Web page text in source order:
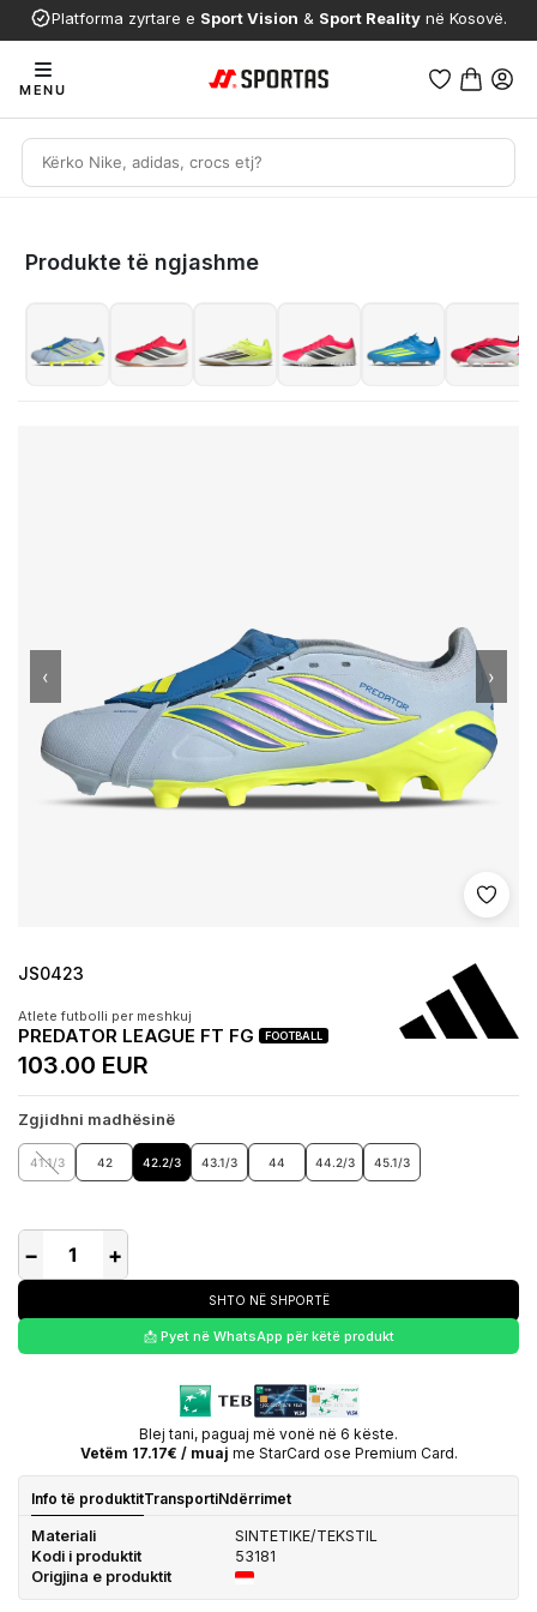
Platforma zyrtare e Sport Vision & Sport Reality në Kosovë.
MENU
Produkte të ngjashme
Shto
‹ ›
JS0423
Atlete futbolli per meshkuj
PREDATOR LEAGUE FT FG FOOTBALL
103.00 EUR
Zgjidhni madhësinë
41.1/3 42 42.2/3 43.1/3 44 44.2/3 45.1/3
− +
SHTO NË SHPORTË
📩 Pyet në WhatsApp për këtë produkt
Blej tani, paguaj më vonë në 6 këste.
Vetëm 17.17€ / muaj me StarCard ose Premium Card.
Info të produktitTransportiNdërrimet
Materiali
SINTETIKE/TEKSTIL
Kodi i produktit
53181
Origjina e produktit